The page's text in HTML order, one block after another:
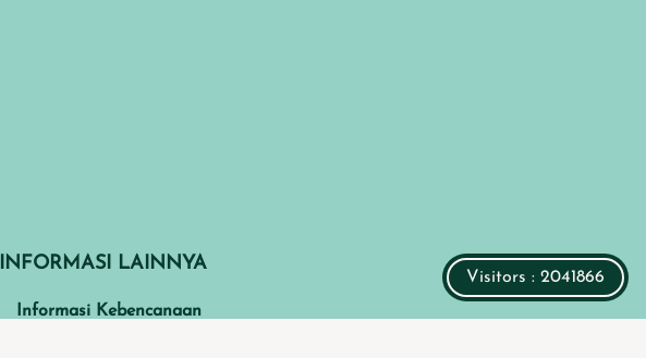
INFORMASI LAINNYA
Informasi Kebencanaan
Visitors : 2041866